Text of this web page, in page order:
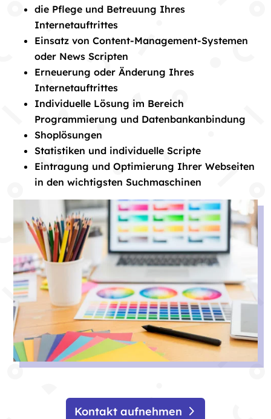
die Pflege und Betreuung Ihres
Internetauftrittes
Einsatz von Content-Management-Systemen
oder News Scripten
Erneuerung oder Änderung Ihres
Internetauftrittes
Individuelle Lösung im Bereich
Programmierung und Datenbankanbindung
Shoplösungen
Statistiken und individuelle Scripte
Eintragung und Optimierung Ihrer Webseiten
in den wichtigsten Suchmaschinen
Kontakt aufnehmen